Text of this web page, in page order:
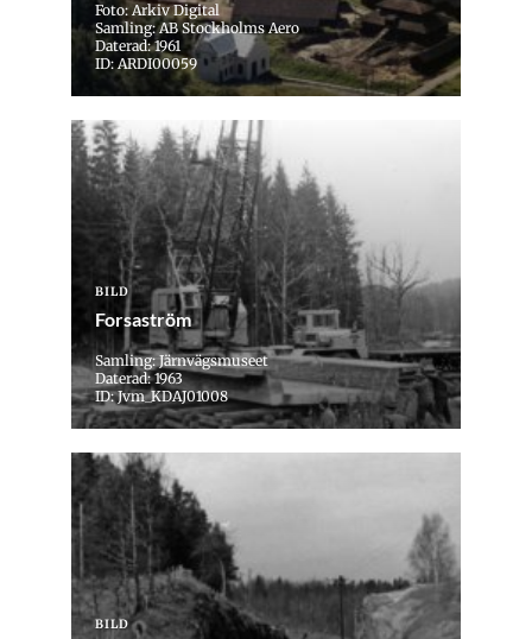
Foto: Arkiv Digital
Samling: AB Stockholms Aero
Daterad: 1961
ID: ARDI00059
BILD
Forsaström
Samling: Järnvägsmuseet
Daterad: 1963
ID: Jvm_KDAJ01008
BILD